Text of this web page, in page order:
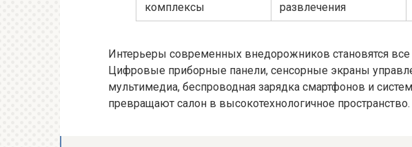
комплексы
развлечения
Интерьеры современных внедорожников становятся
Цифровые приборные панели, сенсорные экраны
мультимедиа, беспроводная зарядка смартфонов и
превращают салон в высокотехнологичное пространство.